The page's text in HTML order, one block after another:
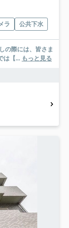
ラ 公共下水
は【... もっと見る